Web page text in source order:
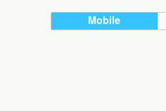
Mobile